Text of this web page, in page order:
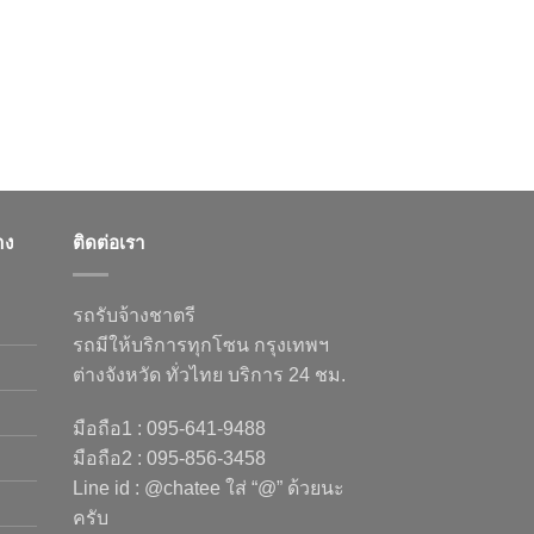
ติดต่อเรา
รถรับจ้างชาตรี
รถมีให้บริการทุกโซน กรุงเทพฯ
ต่างจังหวัด ทั่วไทย บริการ 24 ชม.
มือถือ1 : 095-641-9488
มือถือ2 : 095-856-3458
Line id : @chatee ใส่ “@” ด้วยนะ
ครับ